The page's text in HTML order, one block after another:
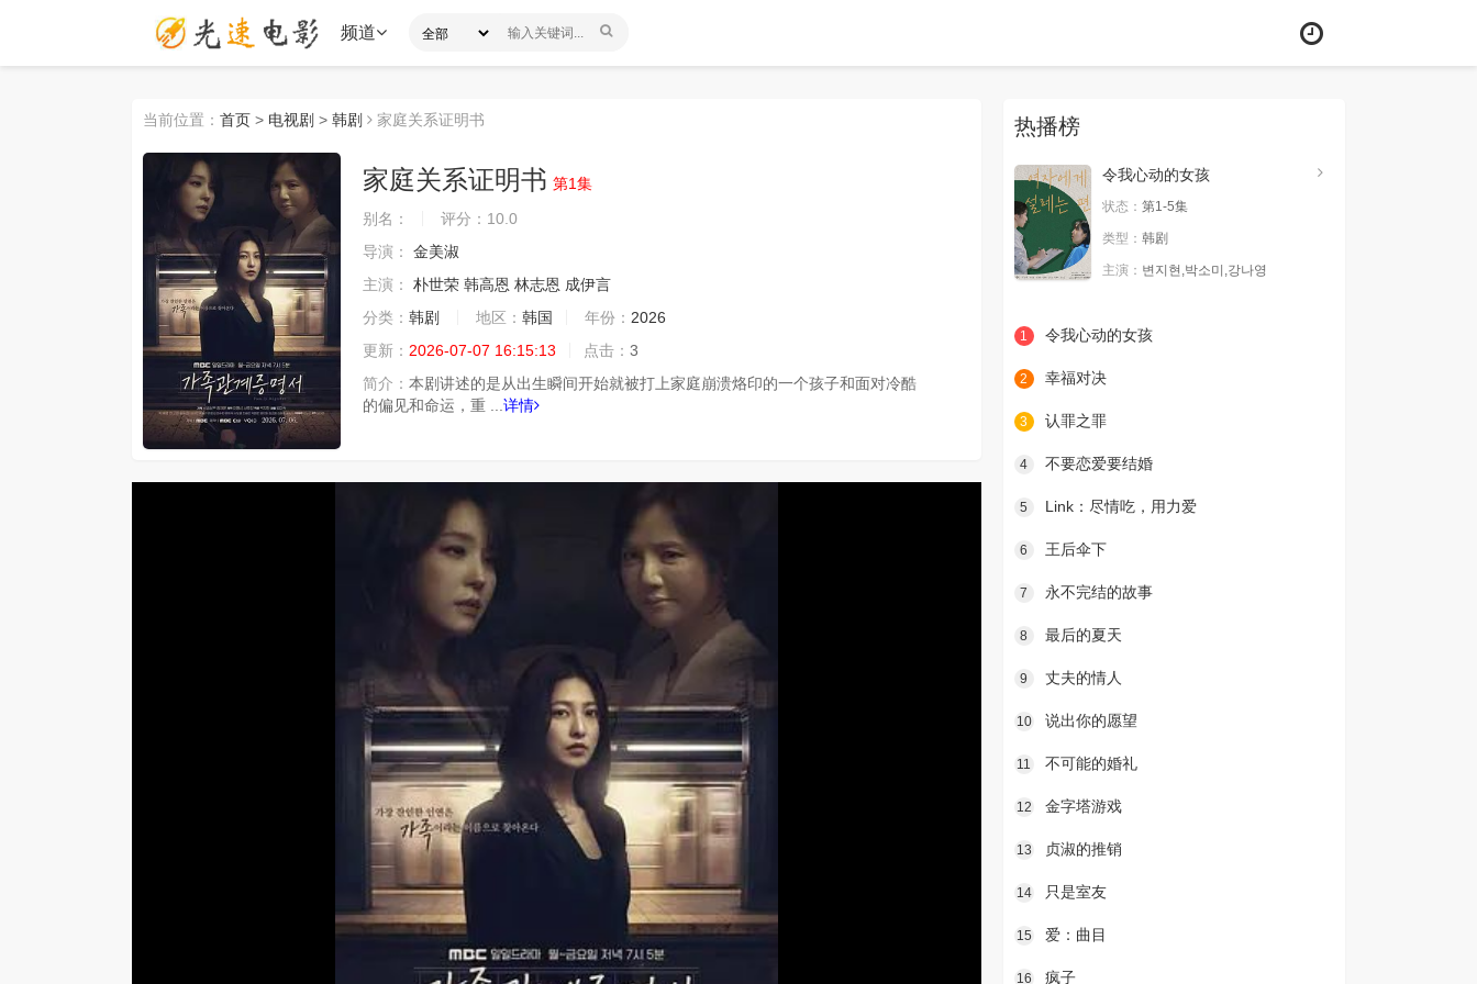
频道
当前位置： 首页 > 电视剧 > 韩剧 家庭关系证明书
家庭关系证明书 第1集
别名：
评分： 10.0
导演：
金美淑
主演：
朴世荣 韩高恩 林志恩 成伊言
分类： 韩剧 地区： 韩国 年份： 2026
更新： 2026-07-07 16:15:13 点击： 3
简介： 本剧讲述的是从出生瞬间开始就被打上家庭崩溃烙印的一个孩子和面对冷酷
的偏见和命运，重 ... 详情
热播榜
令我心动的女孩
状态： 第1-5集
类型： 韩剧
主演： 변지현,박소미,강나영
1 令我心动的女孩
2 幸福对决
3 认罪之罪
4 不要恋爱要结婚
5 Link：尽情吃，用力爱
6 王后伞下
7 永不完结的故事
8 最后的夏天
9 丈夫的情人
10 说出你的愿望
11 不可能的婚礼
12 金字塔游戏
13 贞淑的推销
14 只是室友
15 爱：曲目
16 疯子